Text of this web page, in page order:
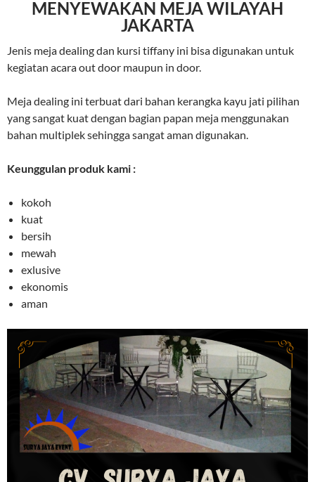
MENYEWAKAN MEJA WILAYAH
JAKARTA
Jenis meja dealing dan kursi tiffany ini bisa digunakan untuk
kegiatan acara out door maupun in door.
Meja dealing ini terbuat dari bahan kerangka kayu jati pilihan
yang sangat kuat dengan bagian papan meja menggunakan
bahan multiplek sehingga sangat aman digunakan.
Keunggulan produk kami :
kokoh
kuat
bersih
mewah
exlusive
ekonomis
aman